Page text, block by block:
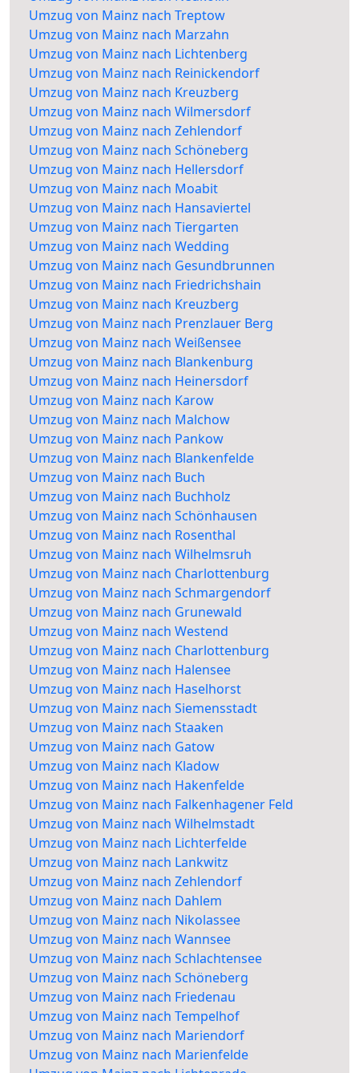
Umzug von Mainz nach Treptow
Umzug von Mainz nach Marzahn
Umzug von Mainz nach Lichtenberg
Umzug von Mainz nach Reinickendorf
Umzug von Mainz nach Kreuzberg
Umzug von Mainz nach Wilmersdorf
Umzug von Mainz nach Zehlendorf
Umzug von Mainz nach Schöneberg
Umzug von Mainz nach Hellersdorf
Umzug von Mainz nach Moabit
Umzug von Mainz nach Hansaviertel
Umzug von Mainz nach Tiergarten
Umzug von Mainz nach Wedding
Umzug von Mainz nach Gesundbrunnen
Umzug von Mainz nach Friedrichshain
Umzug von Mainz nach Kreuzberg
Umzug von Mainz nach Prenzlauer Berg
Umzug von Mainz nach Weißensee
Umzug von Mainz nach Blankenburg
Umzug von Mainz nach Heinersdorf
Umzug von Mainz nach Karow
Umzug von Mainz nach Malchow
Umzug von Mainz nach Pankow
Umzug von Mainz nach Blankenfelde
Umzug von Mainz nach Buch
Umzug von Mainz nach Buchholz
Umzug von Mainz nach Schönhausen
Umzug von Mainz nach Rosenthal
Umzug von Mainz nach Wilhelmsruh
Umzug von Mainz nach Charlottenburg
Umzug von Mainz nach Schmargendorf
Umzug von Mainz nach Grunewald
Umzug von Mainz nach Westend
Umzug von Mainz nach Charlottenburg
Umzug von Mainz nach Halensee
Umzug von Mainz nach Haselhorst
Umzug von Mainz nach Siemensstadt
Umzug von Mainz nach Staaken
Umzug von Mainz nach Gatow
Umzug von Mainz nach Kladow
Umzug von Mainz nach Hakenfelde
Umzug von Mainz nach Falkenhagener Feld
Umzug von Mainz nach Wilhelmstadt
Umzug von Mainz nach Lichterfelde
Umzug von Mainz nach Lankwitz
Umzug von Mainz nach Zehlendorf
Umzug von Mainz nach Dahlem
Umzug von Mainz nach Nikolassee
Umzug von Mainz nach Wannsee
Umzug von Mainz nach Schlachtensee
Umzug von Mainz nach Schöneberg
Umzug von Mainz nach Friedenau
Umzug von Mainz nach Tempelhof
Umzug von Mainz nach Mariendorf
Umzug von Mainz nach Marienfelde